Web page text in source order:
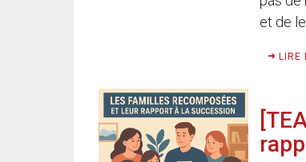
et de
LIRE